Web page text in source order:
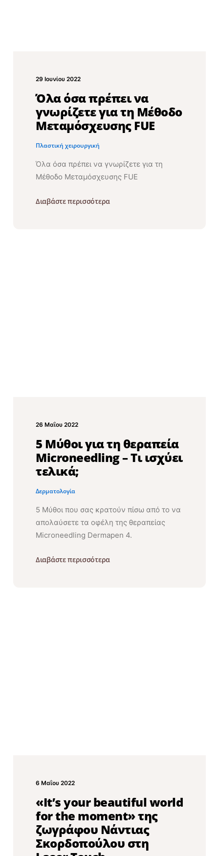
29 Ιουνίου 2022
Όλα όσα πρέπει να
γνωρίζετε για τη Μέθοδο
Μεταμόσχευσης FUE
Πλαστική χειρουργική
Όλα όσα πρέπει να γνωρίζετε για τη
Μέθοδο Μεταμόσχευσης FUE
Διαβάστε περισσότερα
26 Μαΐου 2022
5 Μύθοι για τη θεραπεία
Microneedling – Τι ισχύει
τελικά;
Δερματολογία
5 Μύθοι που σας κρατούν πίσω από το να
απολαύσετε τα οφέλη της θεραπείας
Microneedling Dermapen 4.
Διαβάστε περισσότερα
6 Μαΐου 2022
«It’s your beautiful world
for the moment» της
ζωγράφου Νάντιας
Σκορδοπούλου στη